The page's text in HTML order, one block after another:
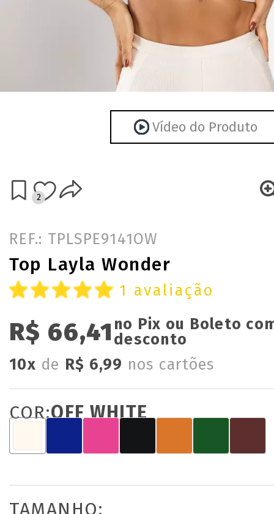
Vídeo do Produto
2
REF.: TPLSPE9141OW
Top Layla Wonder
1 avaliação
R$ 66,41 no Pix ou Boleto
desconto
10x de R$ 6,99 nos cartões
COR:OFF WHITE
TAMANHO: